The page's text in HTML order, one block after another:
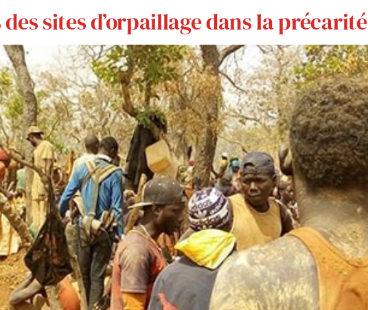
sites d’orpaillage dans la précarité